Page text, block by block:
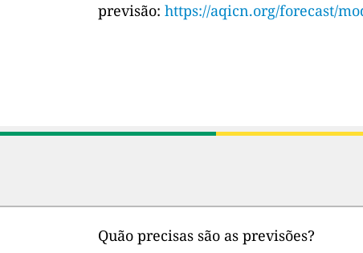
previsão: https://aqicn.org/forecast/
Quão precisas são as previsões?